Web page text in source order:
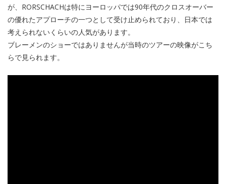
が、RORSCHACHは特にヨーロッパでは90年代のクロスオーバー
の優れたアプローチの一つとして受け止められており、日本では
考えられないくらいの人気があります。
ブレーメンのショーではありませんが当時のツアーの映像がこち
らで見られます。